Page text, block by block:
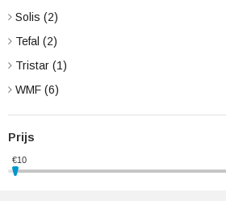
Solis (2)
Tefal (2)
Tristar (1)
WMF (6)
Prijs
€10